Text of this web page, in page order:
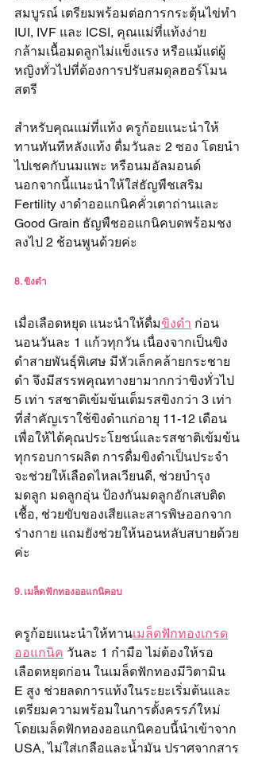
สมบูรณ์ เตรียมพร้อมต่อการกระตุ้นไข่ทำ
IUI, IVF และ ICSI, คุณแม่ที่แท้งง่าย
กล้ามเนื้อมดลูกไม่แข็งแรง หรือแม้แต่ผู้
หญิงทั่วไปที่ต้องการปรับสมดุลฮอร์โมน
สตรี
สำหรับคุณแม่ที่แท้ง ครูก้อยแนะนำให้
ทานทันทีหลังแท้ง ดื่มวันละ 2 ซอง โดยนำ
ไปเชคกับนมแพะ หรือนมอัลมอนด์
นอกจากนี้แนะนำให้ใส่ธัญพืชเสริม
Fertility งาดำออแกนิคคั่วเตาถ่านและ
Good Grain ธัญพืชออแกนิคบดพร้อมชง
ลงไป 2 ช้อนพูนด้วยค่ะ
8. ขิงดำ
เมื่อเลือดหยุด แนะนำให้ดื่มขิงดำ ก่อน
นอนวันละ 1 แก้วทุกวัน เนื่องจากเป็นขิง
ดำสายพันธุ์พิเศษ มีหัวเล็กคล้ายกระชาย
ดำ จึงมีสรรพคุณทางยามากกว่าขิงทั่วไป
5 เท่า รสชาติเข้มข้นเต็มรสขิงกว่า 3 เท่า
ที่สำคัญเราใช้ขิงดำแก่อายุ 11-12 เดือน
เพื่อให้ได้คุณประโยชน์และรสชาติเข้มข้น
ทุกรอบการผลิต การดื่มขิงดำเป็นประจำ
จะช่วยให้เลือดไหลเวียนดี, ช่วยบำรุง
มดลูก มดลูกอุ่น ป้องกันมดลูกอักเสบติด
เชื้อ, ช่วยขับของเสียและสารพิษออกจาก
ร่างกาย แถมยังช่วยให้นอนหลับสบายด้วย
ค่ะ
9. เมล็ดฟักทองออแกนิคอบ
ครูก้อยแนะนำให้ทานเมล็ดฟักทองเกรด
ออแกนิค วันละ 1 กำมือ ไม่ต้องให้รอ
เลือดหยุดก่อน ในเมล็ดฟักทองมีวิตามิน
E สูง ช่วยลดการแท้งในระยะเริ่มต้นและ
เตรียมความพร้อมในการตั้งครรภ์ใหม่
โดยเมล็ดฟักทองออแกนิคอบนี้นำเข้าจาก
USA, ไม่ใส่เกลือและน้ำมัน ปราศจากสาร